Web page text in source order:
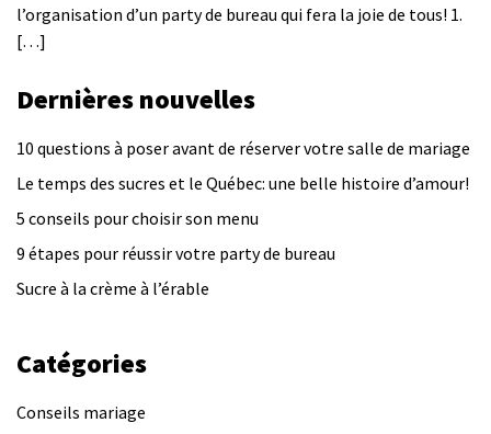
l’organisation d’un party de bureau qui fera la joie de tous! 1.
[…]
Dernières nouvelles
10 questions à poser avant de réserver votre salle de mariage
Le temps des sucres et le Québec: une belle histoire d’amour!
5 conseils pour choisir son menu
9 étapes pour réussir votre party de bureau
Sucre à la crème à l’érable
Catégories
Conseils mariage